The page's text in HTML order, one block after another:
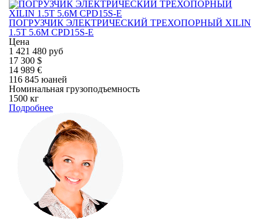
ПОГРУЗЧИК ЭЛЕКТРИЧЕСКИЙ ТРЕХОПОРНЫЙ XILIN
1.5Т 5.6М CPD15S-E
Цена
1 421 480 руб
17 300 $
14 989 €
116 845 юаней
Номинальная грузоподъемность
1500 кг
Подробнее